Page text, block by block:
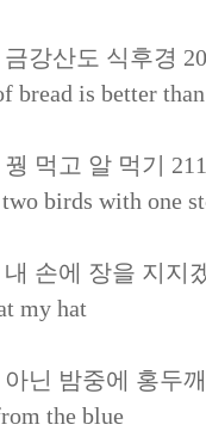
강산도 식후경
bread is better
먹고 알 먹기 211
birds with one
손에 장을 지지
my hat
닌 밤중에 홍두
the blue